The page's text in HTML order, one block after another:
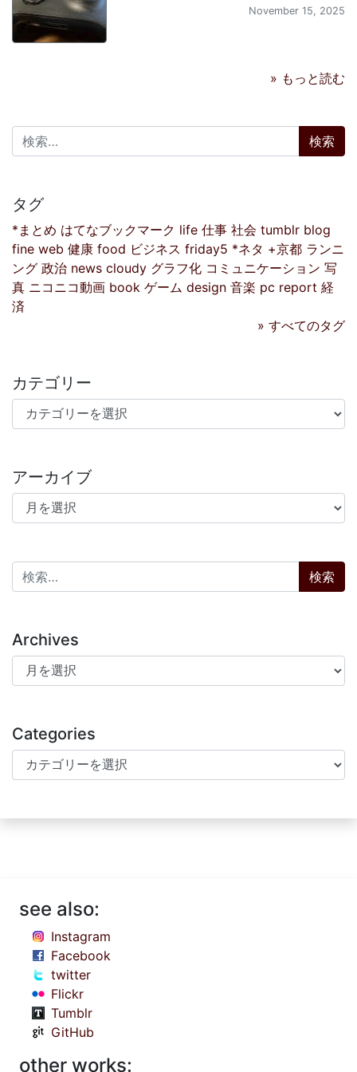
November 15, 2025
» もっと読む
検索:
タグ
*まとめ はてなブックマーク life 仕事 社会 tumblr blog
fine web 健康 food ビジネス friday5 *ネタ +京都 ランニ
ング 政治 news cloudy グラフ化 コミュニケーション 写
真 ニコニコ動画 book ゲーム design 音楽 pc report 経
済
» すべてのタグ
カテゴリー
カテゴリー
アーカイブ
アーカイブ
検索:
Archives
Archives
Categories
Categories
see also:
Instagram
Facebook
twitter
Flickr
Tumblr
GitHub
other works: